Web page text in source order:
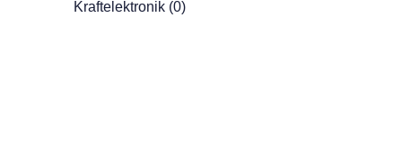
Kraftelektronik (0)